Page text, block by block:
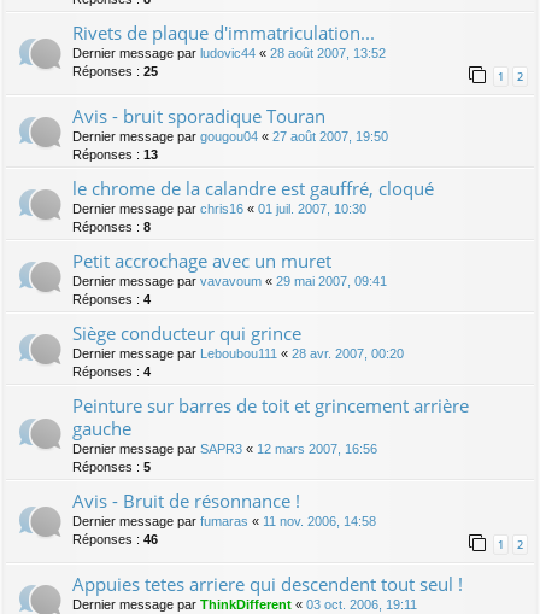
Rivets de plaque d'immatriculation...
Dernier message par ludovic44 « 28 août 2007, 13:52
Réponses : 25 1 2
Avis - bruit sporadique Touran
Dernier message par gougou04 « 27 août 2007, 19:50
Réponses : 13
le chrome de la calandre est gauffré, cloqué
Dernier message par chris16 « 01 juil. 2007, 10:30
Réponses : 8
Petit accrochage avec un muret
Dernier message par vavavoum « 29 mai 2007, 09:41
Réponses : 4
Siège conducteur qui grince
Dernier message par Leboubou111 « 28 avr. 2007, 00:20
Réponses : 4
Peinture sur barres de toit et grincement arrière
gauche
Dernier message par SAPR3 « 12 mars 2007, 16:56
Réponses : 5
Avis - Bruit de résonnance !
Dernier message par fumaras « 11 nov. 2006, 14:58
Réponses : 46 1 2
Appuies tetes arriere qui descendent tout seul !
Dernier message par ThinkDifferent « 03 oct. 2006, 19:11